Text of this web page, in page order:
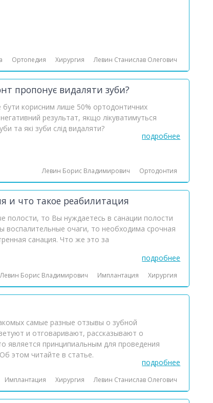
Ортопедия Хирургия Левин Станислав Олегович
пропонує видаляти зуби?
бути корисним лише 50% ортодонтичних
результат, якщо лікуватимуться
та які зуби слід видаляти?
подробнее
Левин Борис Владимирович Ортодонтия
и что такое реабилитация
полости, то Вы нуждаетесь в санации полости
воспалительные очаги, то необходима срочная
санация. Что же это за
подробнее
Левин Борис Владимирович Имплантация Хирургия
самые разные отзывы о зубной
и отговаривают, рассказывают о
является принципиальным для проведения
этом читайте в статье.
подробнее
Имплантация Хирургия Левин Станислав Олегович